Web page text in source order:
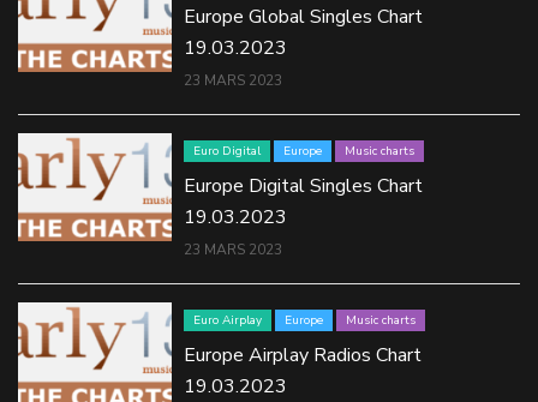
Europe Global Singles Chart
19.03.2023
23 MARS 2023
Euro Digital Europe Music charts
Europe Digital Singles Chart
19.03.2023
23 MARS 2023
Euro Airplay Europe Music charts
Europe Airplay Radios Chart
19.03.2023